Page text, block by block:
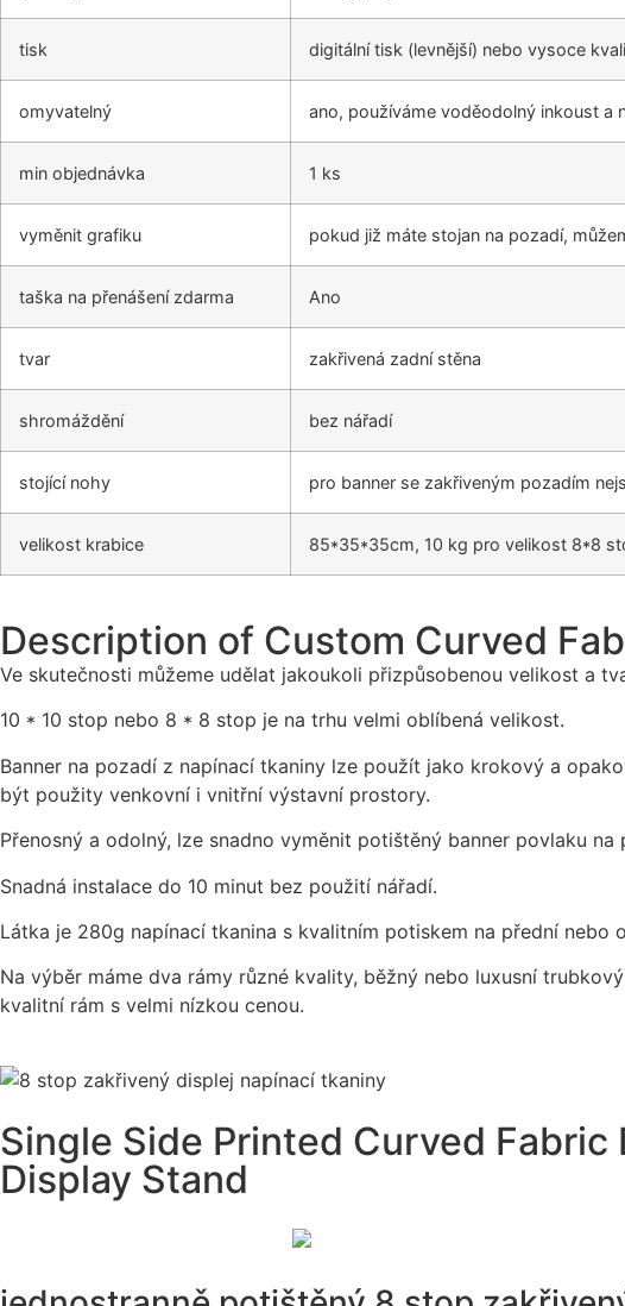
tisk digitální tisk (levnější) nebo vysoce
omyvatelný ano, používáme voděodolný inkoust a
min objednávka 1 ks
vyměnit grafiku pokud již máte stojan na pozadí,
taška na přenášení zdarma Ano
tvar zakřivená zadní stěna
shromáždění bez nářadí
stojící nohy pro banner se zakřiveným pozadím
velikost krabice 85*35*35cm, 10 kg pro velikost 8*8
Description of Custom Curved
Ve skutečnosti můžeme udělat jakoukoli přizpůsobenou velikost a
10 * 10 stop nebo 8 * 8 stop je na trhu velmi oblíbená velikost.
Banner na pozadí z napínací tkaniny lze použít jako krokový a
být použity venkovní i vnitřní výstavní prostory.
Přenosný a odolný, lze snadno vyměnit potištěný banner povlaku
Snadná instalace do 10 minut bez použití nářadí.
Látka je 280g napínací tkanina s kvalitním potiskem na přední nebo
Na výběr máme dva rámy různé kvality, běžný nebo luxusní
kvalitní rám s velmi nízkou cenou.
Single Side Printed Curved
Display Stand